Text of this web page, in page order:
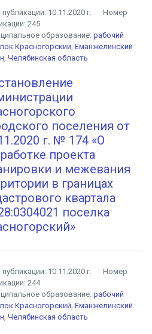
10.11.2020 г.
Номер
245
образование:рабочий
Красногорский,Еманжелинский
,Челябинская область
поселения от
г. № 174 «О
проекта
и межевания
в границах
квартала
поселка
10.11.2020 г.
Номер
244
образование:рабочий
Красногорский,Еманжелинский
,Челябинская область